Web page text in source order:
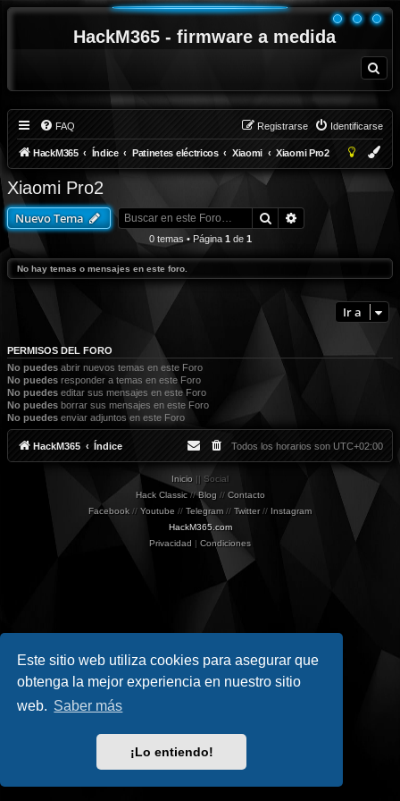
Este sitio web utiliza cookies para asegurar que
obtenga la mejor experiencia en nuestro sitio
web. Saber más
¡Lo entiendo!
HackM365 - firmware a medida
u
FAQ Identificarse
Registrarse
HackM365 Índice Patinetes eléctricos Xiaomi Xiaomi Pro2
Xiaomi Pro2
Nuevo Tema Buscar
0 temas • Página 1 de 1
No hay temas o mensajes en este foro.
Ir a
PERMISOS DEL FORO
No puedes abrir nuevos temas en este Foro
No puedes responder a temas en este Foro
No puedes editar sus mensajes en este Foro
No puedes borrar sus mensajes en este Foro
No puedes enviar adjuntos en este Foro
HackM365 Índice Todos los horarios son UTC+02:00
Inicio || Social
Hack Classic//Blog // Contacto
Facebook // Youtube // Telegram // Twitter// Instagram
HackM365.com
Privacidad | Condiciones